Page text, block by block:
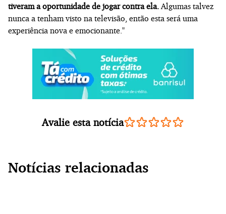
tiveram a oportunidade de jogar contra ela.Algumas talvez
nunca a tenham visto na televisão, então esta será uma
experiência nova e emocionante."
Avalie esta notícia
Notícias relacionadas